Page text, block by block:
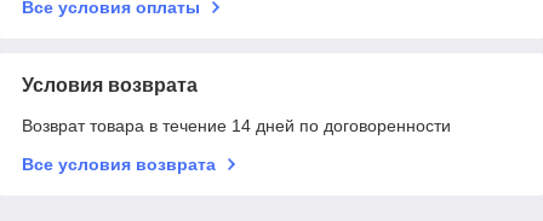
Все условия оплаты
Условия возврата
Возврат товара в течение 14 дней по договоренности
Все условия возврата